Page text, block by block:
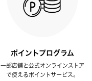
ポイントプログラム
一部店舗と公式オンラインストア
で使えるポイントサービス。